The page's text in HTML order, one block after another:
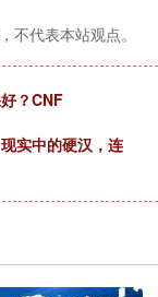
不代表本站观点。
？CNF
实中的硬汉，连